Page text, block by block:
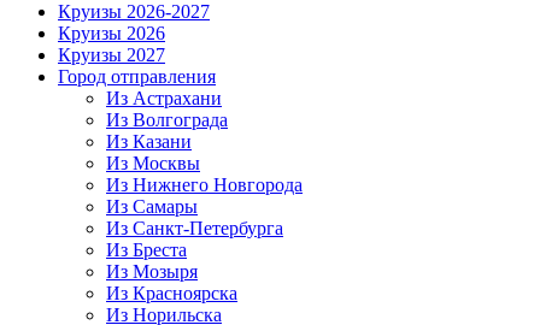
Круизы 2026-2027
Круизы 2026
Круизы 2027
Город отправления
Из Астрахани
Из Волгограда
Из Казани
Из Москвы
Из Нижнего Новгорода
Из Самары
Из Санкт-Петербурга
Из Бреста
Из Мозыря
Из Красноярска
Из Норильска